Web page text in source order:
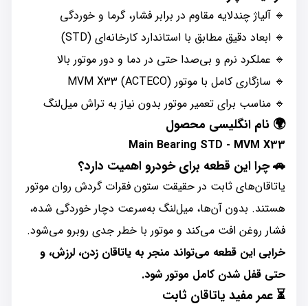
🔹 آلیاژ چندلایه مقاوم در برابر فشار، گرما و خوردگی
🔹 ابعاد دقیق مطابق با استاندارد کارخانه‌ای (STD)
🔹 عملکرد نرم و بی‌صدا حتی در دما و دور موتور بالا
🔹 سازگاری کامل با موتور MVM X33 (ACTECO)
🔹 مناسب برای تعمیر موتور بدون نیاز به تراش میل‌لنگ
🌍 نام انگلیسی محصول
Main Bearing STD - MVM X33
🚗 چرا این قطعه برای خودرو اهمیت دارد؟
یاتاقان‌های ثابت در حقیقت ستون فقرات گردش روان موتور
هستند. بدون آن‌ها، میل‌لنگ به‌سرعت دچار خوردگی شده،
فشار روغن افت می‌کند و موتور با خطر جدی روبرو می‌شود.
خرابی این قطعه می‌تواند منجر به یاتاقان زدن، لرزش، و
حتی قفل شدن کامل موتور شود.
⏳ عمر مفید یاتاقان ثابت